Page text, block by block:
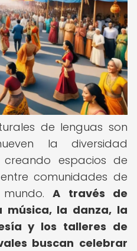
de lenguas son
la diversidad
espacios de
comunidades de
A través de
música, la danza, la
y los talleres de
buscan celebrar